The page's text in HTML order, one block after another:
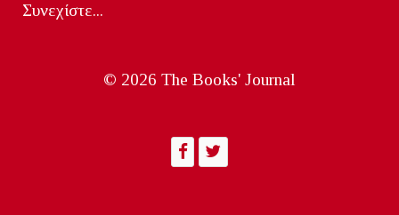
Συνεχίστε...
© 2026 The Books' Journal